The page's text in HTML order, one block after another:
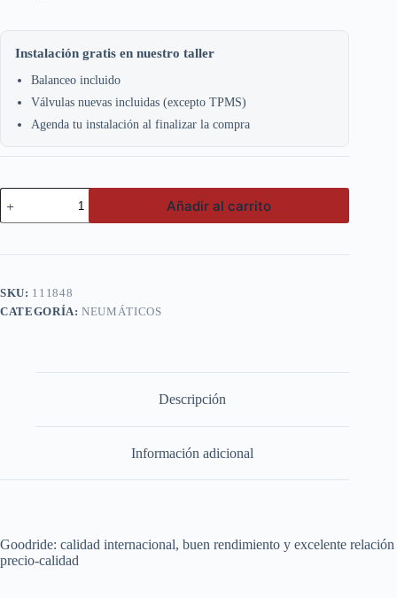
Instalación gratis en nuestro taller
Balanceo incluido
Válvulas nuevas incluidas (excepto TPMS)
Agenda tu instalación al finalizar la compra
Goodride
195
R14C
H188
Añadir al carrito
SKU: 111848
CATEGORÍA:NEUMÁTICOS
Descripción
Información adicional
Goodride: calidad internacional, buen rendimiento y excelente relación
precio-calidad